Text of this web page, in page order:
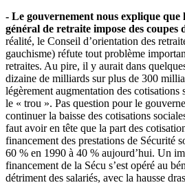
- Le gouvernement nous explique
général de retraite impose des coupes
réalité, le Conseil d’orientation des
gauchisme) réfute tout problème
retraites. Au pire, il y aurait dans
dizaine de milliards sur plus de 300
légèrement augmentation des
le « trou ». Pas question pour le
continuer la baisse des cotisations
faut avoir en tête que la part des
financement des prestations de Sécurité
60 % en 1990 à 40 % aujourd’hui. Un
financement de la Sécu s’est opéré au
détriment des salariés, avec la hausse